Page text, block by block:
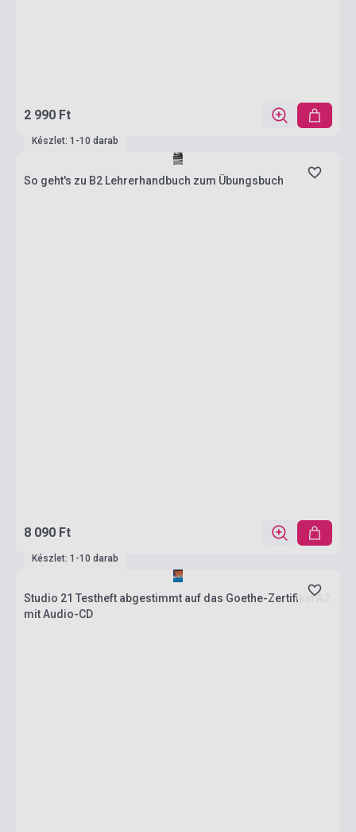
2 990 Ft
Készlet: 1-10 darab
So geht's zu B2 Lehrerhandbuch zum Übungsbuch
8 090 Ft
Készlet: 1-10 darab
Studio 21 Testheft abgestimmt auf das Goethe-Zertifikat A2
mit Audio-CD